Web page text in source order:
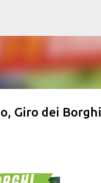
Giro dei Borghi